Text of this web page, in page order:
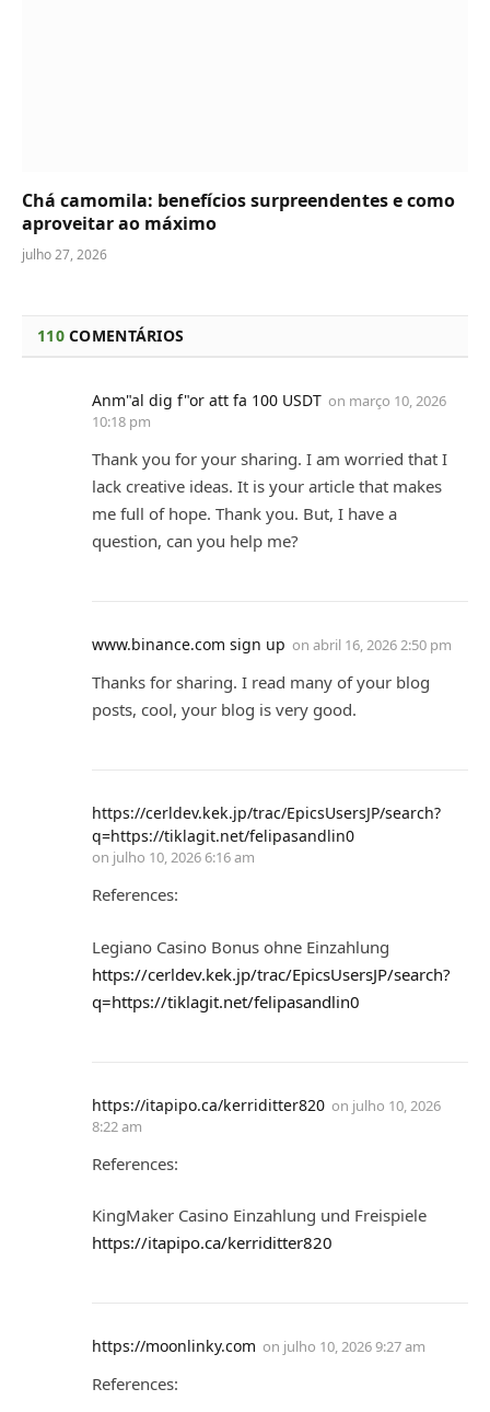
Chá camomila: benefícios surpreendentes e como
aproveitar ao máximo
julho 27, 2026
110COMENTÁRIOS
Anm"al dig f"or att fa 100 USDT on março 10, 2026
10:18 pm
Thank you for your sharing. I am worried that I
lack creative ideas. It is your article that makes
me full of hope. Thank you. But, I have a
question, can you help me?
www.binance.com sign up on abril 16, 2026 2:50 pm
Thanks for sharing. I read many of your blog
posts, cool, your blog is very good.
https://cerldev.kek.jp/trac/EpicsUsersJP/search?
q=https://tiklagit.net/felipasandlin0
on julho 10, 2026 6:16 am
References:
Legiano Casino Bonus ohne Einzahlung
https://cerldev.kek.jp/trac/EpicsUsersJP/search?
q=https://tiklagit.net/felipasandlin0
https://itapipo.ca/kerriditter820 on julho 10, 2026
8:22 am
References:
KingMaker Casino Einzahlung und Freispiele
https://itapipo.ca/kerriditter820
https://moonlinky.com on julho 10, 2026 9:27 am
References: